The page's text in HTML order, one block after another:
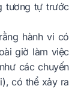
tương tự trước
hành vi có
giờ làm việc
các chuyến
có thể xảy ra